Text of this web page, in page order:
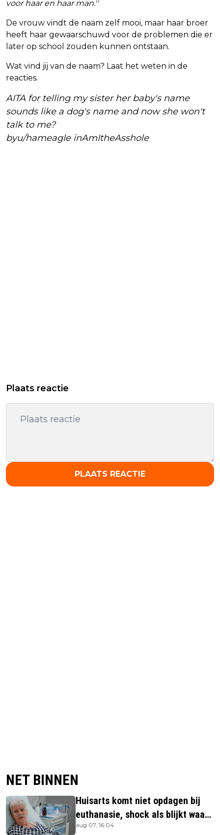
voor haar en haar man.''
De vrouw vindt de naam zelf mooi, maar haar broer
heeft haar gewaarschuwd voor de problemen die er
later op school zouden kunnen ontstaan.
Wat vind jij van de naam? Laat het weten in de
reacties.
AITA for telling my sister her baby's name
sounds like a dog's name and now she won't
talk to me?
byu/hameagleinAmItheAsshole
Plaats reactie
PLAATS REACTIE
NET BINNEN
Huisarts komt niet opdagen bij
euthanasie, shock als blijkt waar
ze is
aug 07, 16:04